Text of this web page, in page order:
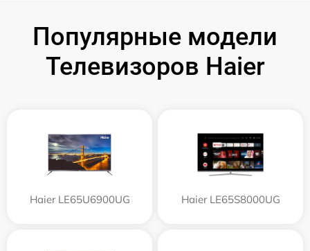
Популярные модели
Телевизоров Haier
Haier LE65U6900UG Haier LE65S8000UG